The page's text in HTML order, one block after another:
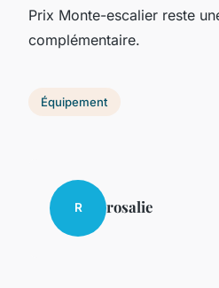
Prix Monte-escalier reste
complémentaire.
Équipement
R rosalie